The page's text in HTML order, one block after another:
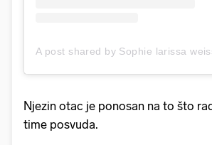
Njezin otac je ponosan na to što
time posvuda.